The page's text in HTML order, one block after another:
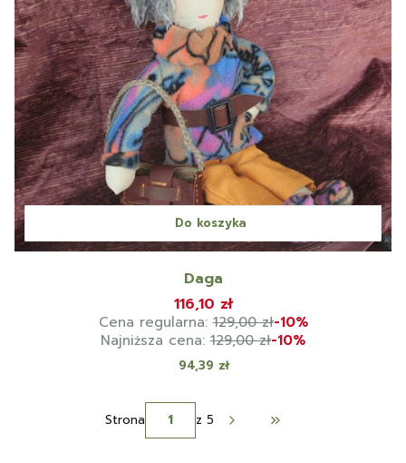
Do koszyka
Daga
116,10 zł
Cena regularna: 129,00 zł-10%
Najniższa cena: 129,00 zł-10%
Cena
94,39 zł
Strona z 5 Przejdź do ostatniej